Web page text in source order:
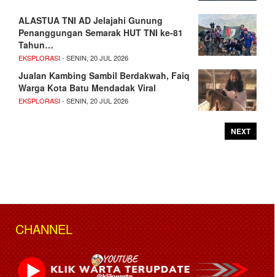
ALASTUA TNI AD Jelajahi Gunung
Penanggungan Semarak HUT TNI ke-81
Tahun…
EKSPLORASI- SENIN, 20 JUL 2026
Jualan Kambing Sambil Berdakwah, Faiq
Warga Kota Batu Mendadak Viral
EKSPLORASI- SENIN, 20 JUL 2026
NEXT
CHANNEL